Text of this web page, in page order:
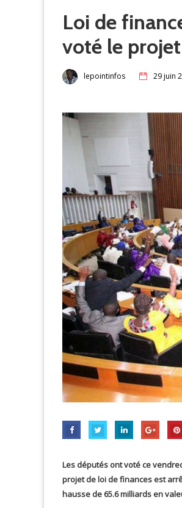
Loi de
voté le projet
lepointinfos 29 juin
Les députés ont voté ce
projet de loi de finances est
hausse de 65.6 milliards en